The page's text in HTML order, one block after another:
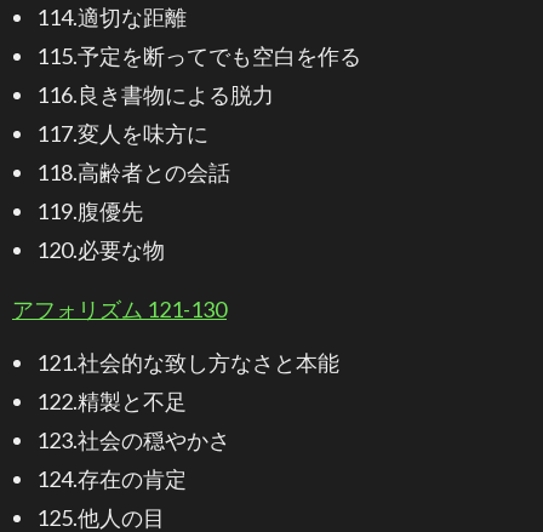
114.適切な距離
115.予定を断ってでも空白を作る
116.良き書物による脱力
117.変人を味方に
118.高齢者との会話
119.腹優先
120.必要な物
アフォリズム 121-130
121.社会的な致し方なさと本能
122.精製と不足
123.社会の穏やかさ
124.存在の肯定
125.他人の目